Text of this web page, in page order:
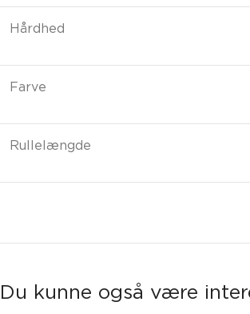
Hårdhed
Farve
Rullelængde
Du kunne også være